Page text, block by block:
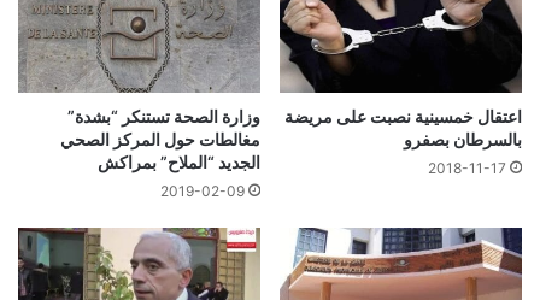
اعتقال خمسينية نصبت على مريضة
بالسرطان بصفرو
2018-11-17
وزارة الصحة تستنكر “بشدة”
مغالطات حول المركز الصحي
الجديد “الملاح” بمراكش
2019-02-09